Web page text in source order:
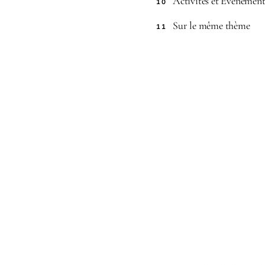
10
11 Sur le même thème